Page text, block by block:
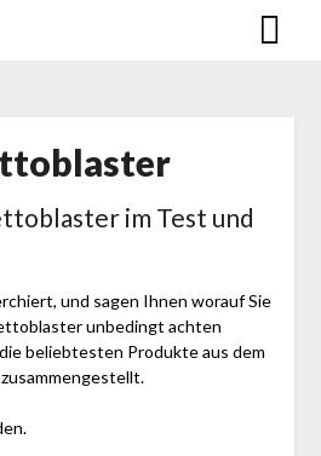
im Test und
und sagen Ihnen worauf Sie
unbedingt achten
beliebtesten Produkte aus dem